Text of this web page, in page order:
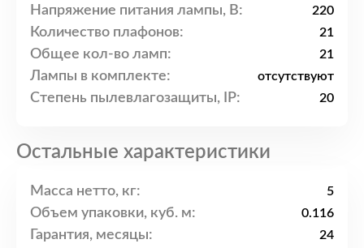
Напряжение питания лампы, В: 220
Количество плафонов: 21
Общее кол-во ламп: 21
Лампы в комплекте: отсутствуют
Степень пылевлагозащиты, IP: 20
Остальные характеристики
Масса нетто, кг: 5
Объем упаковки, куб. м: 0.116
Гарантия, месяцы: 24